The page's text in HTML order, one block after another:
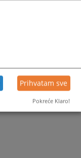
Prihvatam sve
Pokreće Klaro!